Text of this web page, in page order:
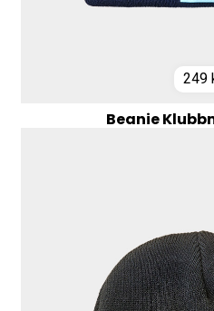
249
Beanie